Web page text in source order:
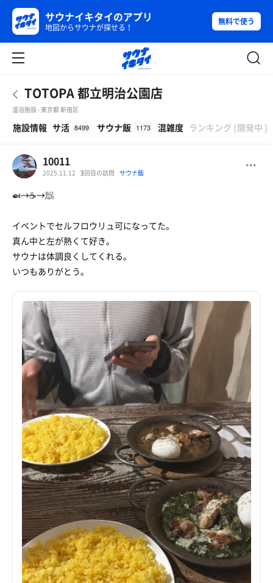
サウナイキタイのアプリ
地図からサウナが探せる！
無料で使う
TOTOPA 都立明治公園店
温浴施設 - 東京都 新宿区
施設情報 サ活 8499 サウナ飯 1173 混雑度 ランキング (開発中 )
10011
2025.11.12 3回目の訪問 サウナ飯
🍛→☕️→🧖
イベントでセルフロウリュ可になってた。
真ん中と左が熱くて好き。
サウナは体調良くしてくれる。
いつもありがとう。